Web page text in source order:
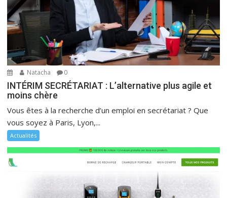
Natacha 0
INTÉRIM SECRÉTARIAT : L’alternative plus agile et
moins chère
Vous êtes à la recherche d’un emploi en secrétariat ? Que
vous soyez à Paris, Lyon,...
Actualités